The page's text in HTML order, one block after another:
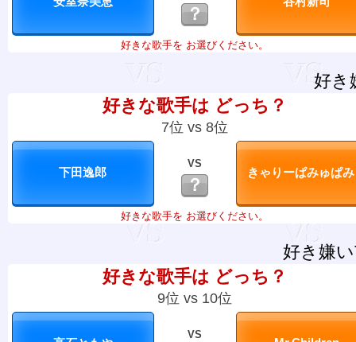
？
好きな歌手を お選びください。
好き
好きな歌手は どっち？
7位 vs 8位
VS
？
好きな歌手を お選びください。
好き嫌
好きな歌手は どっち？
9位 vs 10位
VS